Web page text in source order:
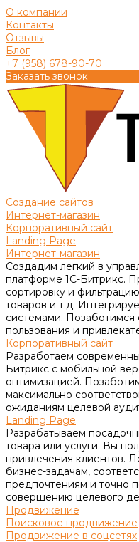
О компании
Контакты
Отзывы
Блог
+7 (958) 678-90-70
Заказать звонок
Создание сайтов
Интернет-магазин
Корпоративный сайт
Landing Page
Интернет-магазин
Создадим легкий в
платформе 1С-Битрикс.
сортировку и
товаров и т.д.
системами. Позаботимся
пользования и
Корпоративный сайт
Разработаем
Битрикс с мобильной
оптимизацией.
максимально
ожиданиям целевой
Landing Page
Разрабатываем
товара или услуги. Вы
привлечения клиентов.
бизнес-задачам,
предпочтениям и точно
совершению целевого
Продвижение
Поисковое продвижение
Продвижение в соцсетях